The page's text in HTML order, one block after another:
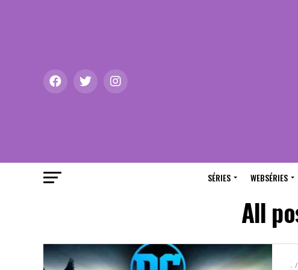
SÉRIES WEBSÉRIES
All
.